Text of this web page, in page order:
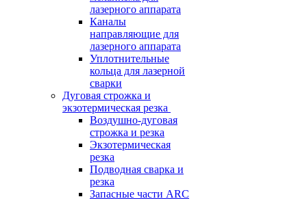
лазерного аппарата
Каналы
направляющие для
лазерного аппарата
Уплотнительные
кольца для лазерной
сварки
Дуговая строжка и
экзотермическая резка
Воздушно-дуговая
строжка и резка
Экзотермическая
резка
Подводная сварка и
резка
Запасные части ARC